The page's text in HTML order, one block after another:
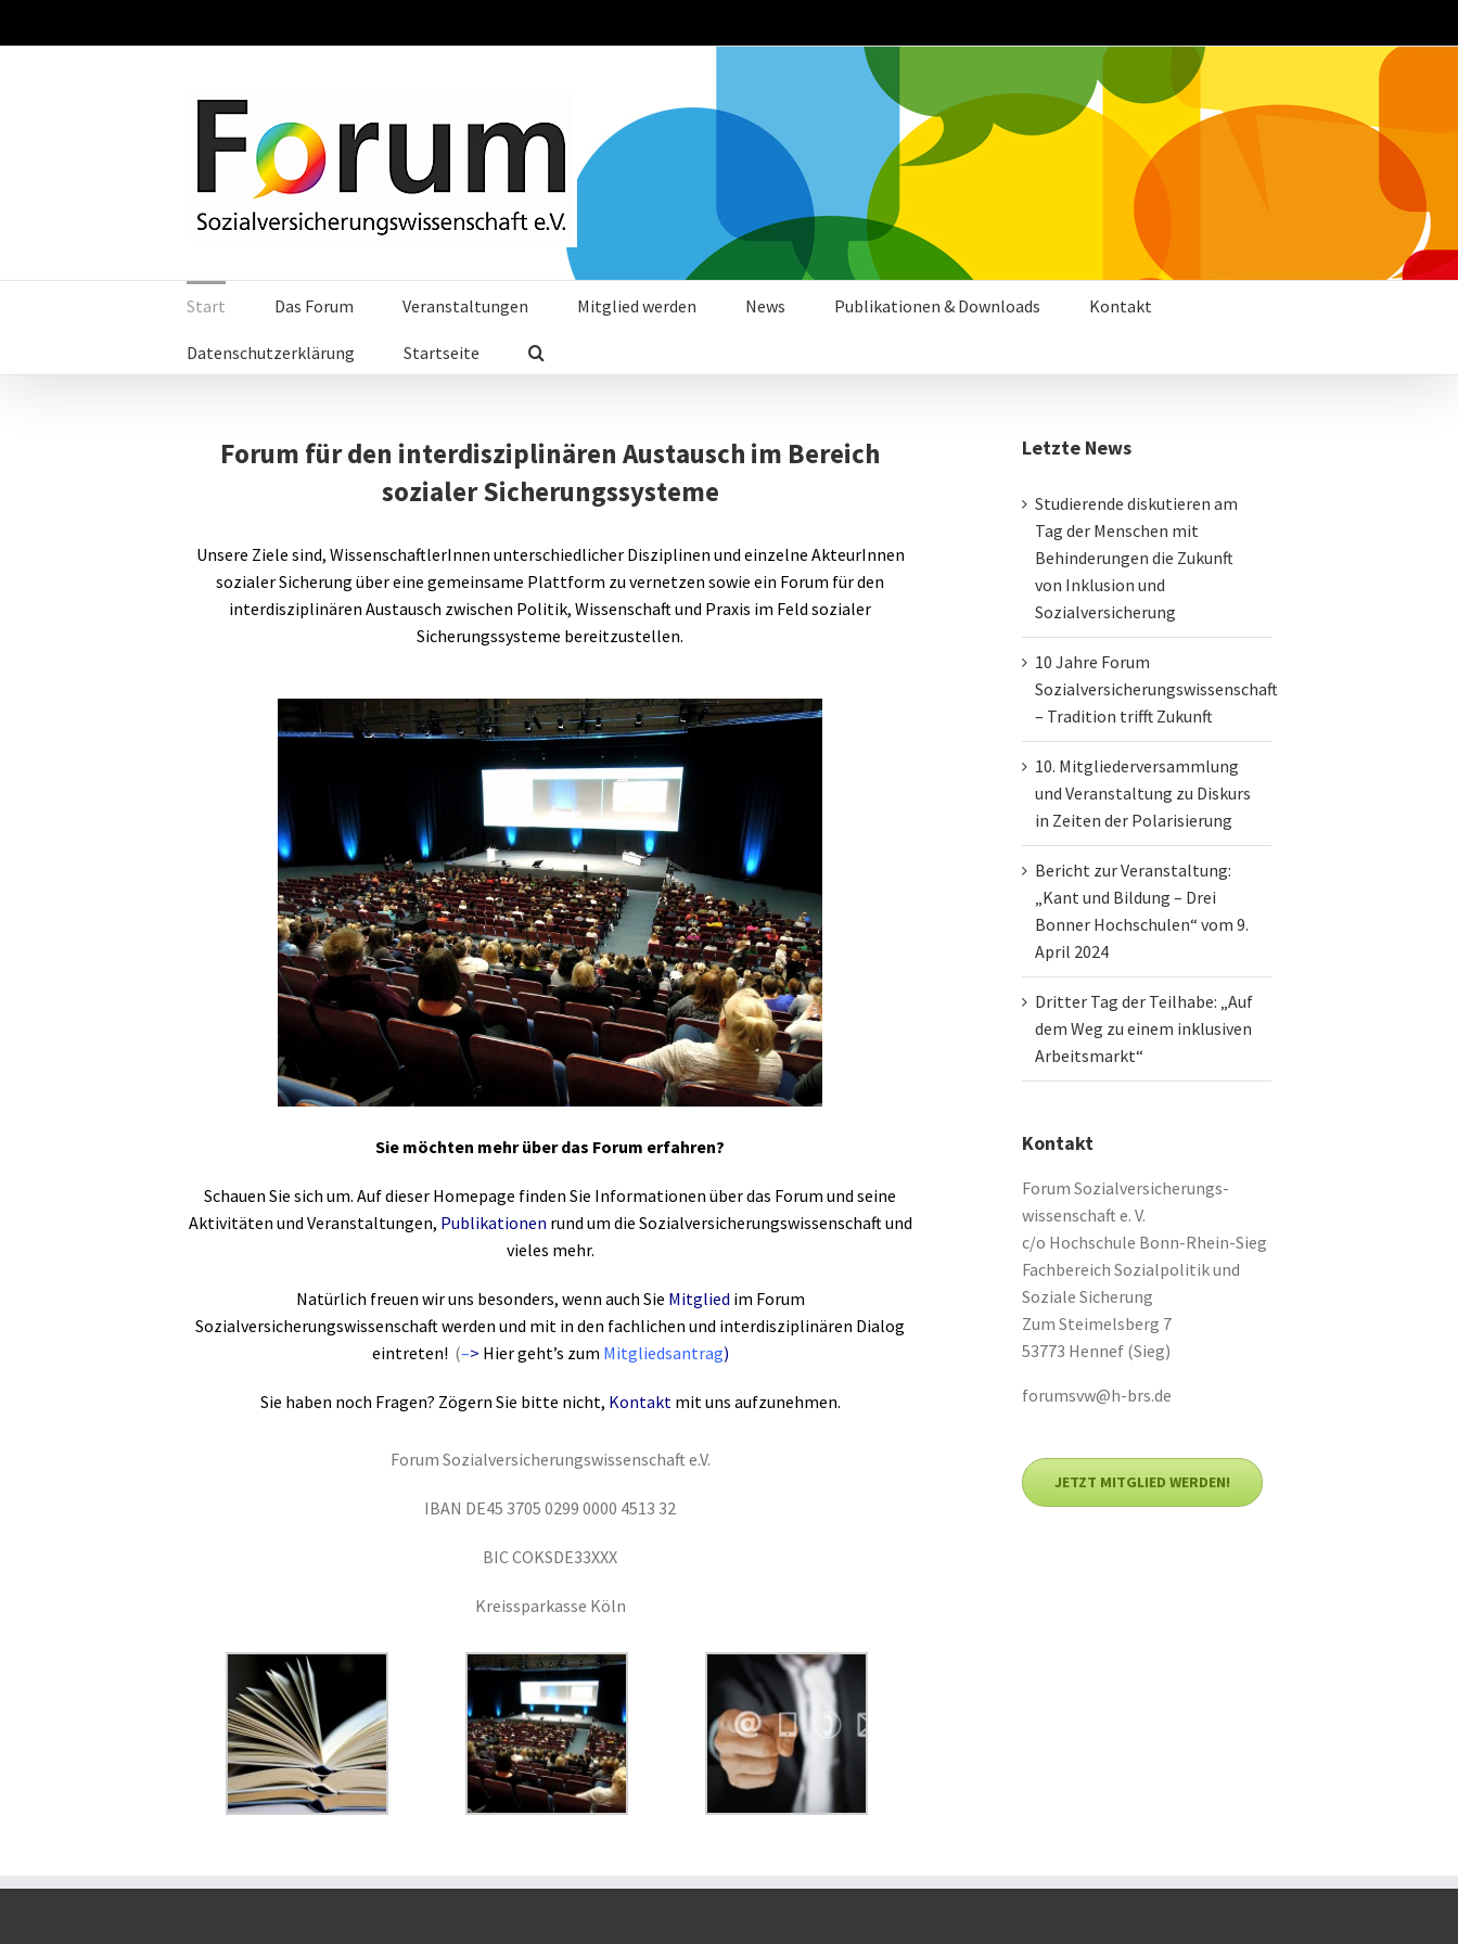
Start Das Forum Veranstaltungen Mitglied werden News Publikationen & Downloads Kontakt
Datenschutzerklärung Startseite
Forum für den interdisziplinären Austausch im Bereich
sozialer Sicherungssysteme
Unsere Ziele sind, WissenschaftlerInnen unterschiedlicher Disziplinen und einzelne AkteurInnen
sozialer Sicherung über eine gemeinsame Plattform zu vernetzen sowie ein Forum für den
interdisziplinären Austausch zwischen Politik, Wissenschaft und Praxis im Feld sozialer
Sicherungssysteme bereitzustellen.
Sie möchten mehr über das Forum erfahren?
Schauen Sie sich um. Auf dieser Homepage finden Sie Informationen über das Forum und seine
Aktivitäten und Veranstaltungen, Publikationen rund um die Sozialversicherungswissenschaft und
vieles mehr.
Natürlich freuen wir uns besonders, wenn auch Sie Mitglied im Forum
Sozialversicherungswissenschaft werden und mit in den fachlichen und interdisziplinären Dialog
eintreten! (–> Hier geht’s zum Mitgliedsantrag)
Sie haben noch Fragen? Zögern Sie bitte nicht, Kontakt mit uns aufzunehmen.
Forum Sozialversicherungswissenschaft e.V.
IBAN DE45 3705 0299 0000 4513 32
BIC COKSDE33XXX
Kreissparkasse Köln​
Letzte News
Studierende diskutieren am
Tag der Menschen mit
Behinderungen die Zukunft
von Inklusion und
Sozialversicherung
10 Jahre Forum
Sozialversicherungswissenschaft
– Tradition trifft Zukunft
10. Mitgliederversammlung
und Veranstaltung zu Diskurs
in Zeiten der Polarisierung
Bericht zur Veranstaltung:
„Kant und Bildung – Drei
Bonner Hochschulen“ vom 9.
April 2024
Dritter Tag der Teilhabe: „Auf
dem Weg zu einem inklusiven
Arbeitsmarkt“
Kontakt
Forum Sozialversicherungs-
wissenschaft e. V.
c/o Hochschule Bonn-Rhein-Sieg
Fachbereich Sozialpolitik und
Soziale Sicherung
Zum Steimelsberg 7
53773 Hennef (Sieg)
forumsvw@h-brs.de
JETZT MITGLIED WERDEN!